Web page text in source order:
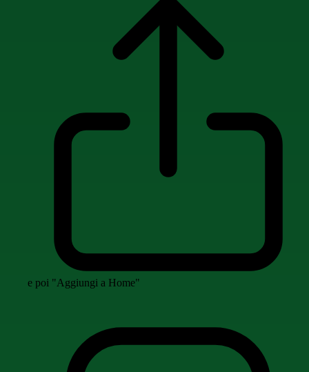
e poi "Aggiungi a Home"